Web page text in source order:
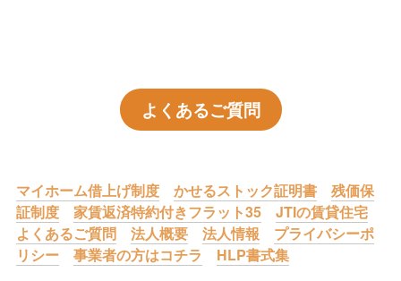
よくあるご質問
マイホーム借上げ制度 かせるストック証明書
残価保
証制度
家賃返済特約付きフラット35
JTIの賃貸住宅
よくあるご質問
法人概要 法人情報
プライバシーポ
リシー
事業者の方はコチラ HLP書式集